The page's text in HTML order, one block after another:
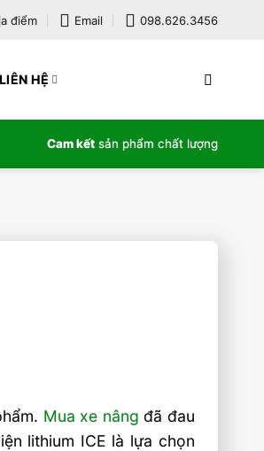
điểm Email 098.626.3456
LIÊN HỆ
Cam kết sản phẩm chất lượng
Mua xe nâng đã đau
lithium ICE là lựa chọn